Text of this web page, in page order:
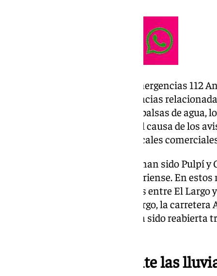
Recapitulando, el servicio de emergencias 112
este domingo más de 30 incidencias
de Almería. La acumulación de balsas de agua,
secundarias ha sido la principal causa de los
sótanos, bajos de viviendas y locales
Los municipios más afectados han sido Pulpí
en la comarca del Levante almeriense. En
cortadas al tráfico las carreteras entre El Largo
8106 (km 2 al 10.700). Sin embargo, la carretera
observatorio de Calar Alto, ya ha sido
Recomendaciones ante las